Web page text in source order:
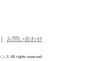
お問い合わせ
ス All rights reserved.